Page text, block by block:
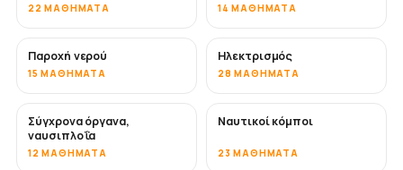
22 ΜΑΘΉΜΑΤΑ 14 ΜΑΘΉΜΑΤΑ
Παροχή νερού
15 ΜΑΘΉΜΑΤΑ
Ηλεκτρισμός
28 ΜΑΘΉΜΑΤΑ
Σύγχρονα όργανα,
ναυσιπλοΐα
12 ΜΑΘΉΜΑΤΑ
Ναυτικοί κόμποι
23 ΜΑΘΉΜΑΤΑ